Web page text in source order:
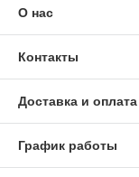
О нас
Контакты
Доставка и оплата
График работы